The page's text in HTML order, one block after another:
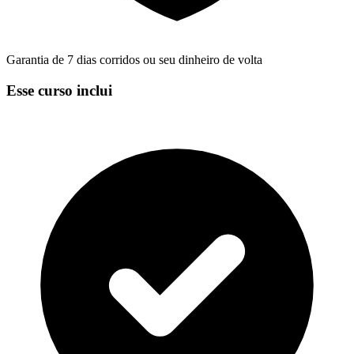
Garantia de 7 dias corridos ou seu dinheiro de volta
Esse curso inclui